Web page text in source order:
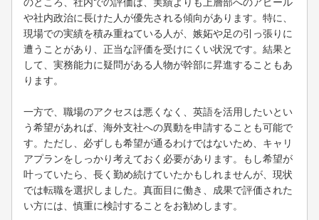
や社内政治に長けた人が優先される傾向があります。特に、
現場での実績を積み重ねている人が、嫉妬や足の引っ張りに
遭うことがあり、正当な評価を受けにくい状況です。結果と
して、実務能力に疑問がある人物が幹部に昇進することもあ
ります。
一方で、職場のアクセスは悪くなく、英語を活用したいとい
う希望があれば、海外支社への異動を申請することも可能で
す。ただし、必ずしも希望が通るわけではないため、キャリ
アプランをしっかり考えておく必要があります。もし希望が
叶っていたら、長く勤め続けていたかもしれませんが、現状
では転職を選択しました。真面目に働き、成果で評価された
い方には、慎重に検討することをお勧めします。